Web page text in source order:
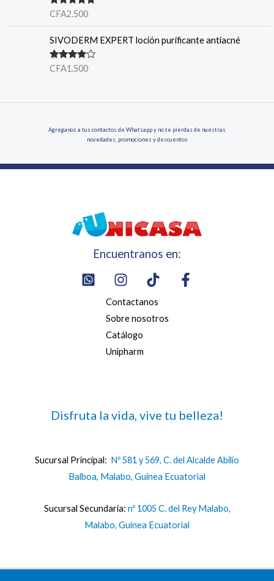
Valorado en
CFA2.500
SIVODERM EXPERT loción purificante antiacné
Valorado
CFA1.500
Agreganos a tus contactos de Whatsapp y no te pierdas de nuestras
novedades, promociones y descuentos
Encuentranos en:
Contactanos
Sobre nosotros
Catálogo
Unipharm
Disfruta la vida, vive tu belleza!
Sucursal Principal: Nº 581 y 569, C. del Alcalde Abilio
Balboa, Malabo, Guinea Ecuatorial
Sucursal Secundaria: nº 1005 C. del Rey Malabo,
Malabo, Guinea Ecuatorial